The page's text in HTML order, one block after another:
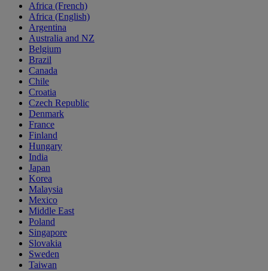
Africa (French)
Africa (English)
Argentina
Australia and NZ
Belgium
Brazil
Canada
Chile
Croatia
Czech Republic
Denmark
France
Finland
Hungary
India
Japan
Korea
Malaysia
Mexico
Middle East
Poland
Singapore
Slovakia
Sweden
Taiwan